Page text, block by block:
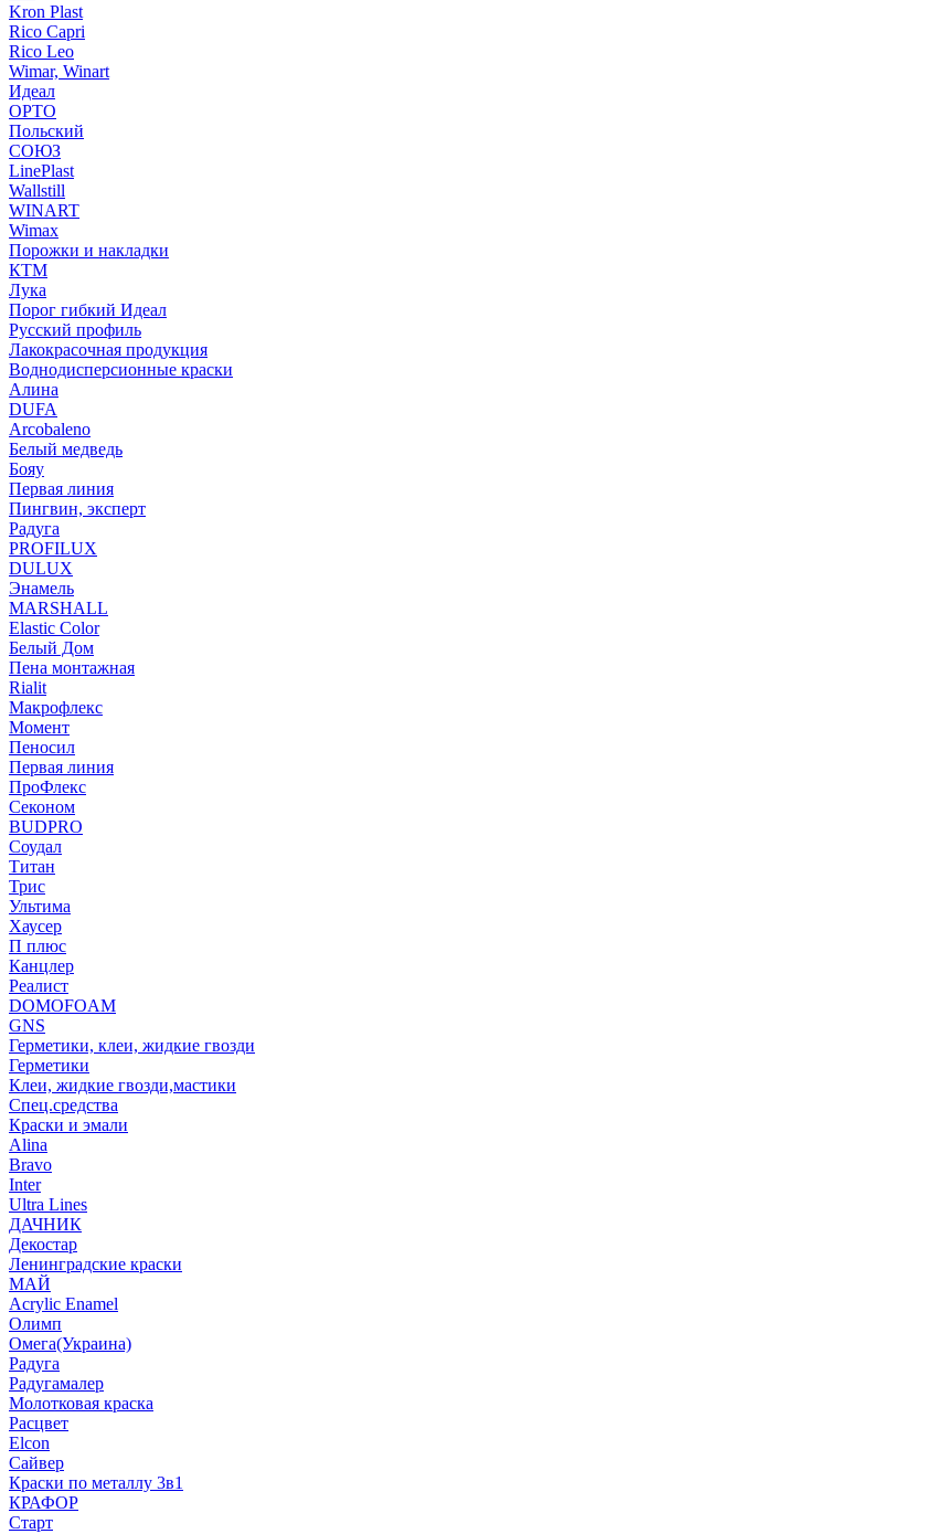
Kron Plast
Rico Capri
Rico Leo
Wimar, Winart
Идеал
ОРТО
Польский
СОЮЗ
LinePlast
Wallstill
WINART
Wimax
Порожки и накладки
КТМ
Лука
Порог гибкий Идеал
Русский профиль
Лакокрасочная продукция
Воднодисперсионные краски
Алина
DUFA
Arcobaleno
Белый медведь
Бояу
Первая линия
Пингвин, эксперт
Радуга
PROFILUX
DULUX
Энамель
MARSHALL
Elastic Color
Белый Дом
Пена монтажная
Rialit
Макрофлекс
Момент
Пеносил
Первая линия
ПроФлекс
Секоном
BUDPRO
Соудал
Титан
Трис
Ультима
Хаусер
П плюс
Канцлер
Реалист
DOMOFOAM
GNS
Герметики, клеи, жидкие гвозди
Герметики
Клеи, жидкие гвозди,мастики
Спец.средства
Краски и эмали
Alina
Bravo
Inter
Ultra Lines
ДАЧНИК
Декостар
Ленинградские краски
МАЙ
Acrylic Enamel
Олимп
Омега(Украина)
Радуга
Радугамалер
Молотковая краска
Расцвет
Elcon
Сайвер
Краски по металлу 3в1
КРАФОР
Старт